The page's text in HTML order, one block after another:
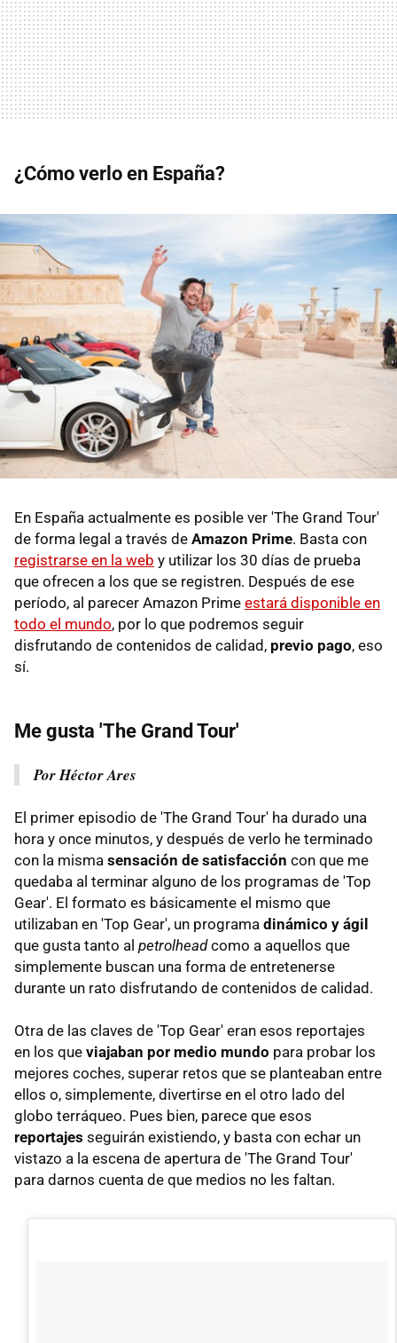
¿Cómo verlo en España?
En España actualmente es posible ver 'The Grand Tour'
de forma legal a través de Amazon Prime. Basta con
registrarse en la web y utilizar los 30 días de prueba
que ofrecen a los que se registren. Después de ese
período, al parecer Amazon Prime estará disponible en
todo el mundo, por lo que podremos seguir
disfrutando de contenidos de calidad, previo pago, eso
sí.
Me gusta 'The Grand Tour'
Por Héctor Ares
El primer episodio de 'The Grand Tour' ha durado una
hora y once minutos, y después de verlo he terminado
con la misma sensación de satisfacción con que me
quedaba al terminar alguno de los programas de 'Top
Gear'. El formato es básicamente el mismo que
utilizaban en 'Top Gear', un programa dinámico y ágil
que gusta tanto al petrolheadcomo a aquellos que
simplemente buscan una forma de entretenerse
durante un rato disfrutando de contenidos de calidad.
Otra de las claves de 'Top Gear' eran esos reportajes
en los que viajaban por medio mundo para probar los
mejores coches, superar retos que se planteaban entre
ellos o, simplemente, divertirse en el otro lado del
globo terráqueo. Pues bien, parece que esos
reportajes seguirán existiendo, y basta con echar un
vistazo a la escena de apertura de 'The Grand Tour'
para darnos cuenta de que medios no les faltan.